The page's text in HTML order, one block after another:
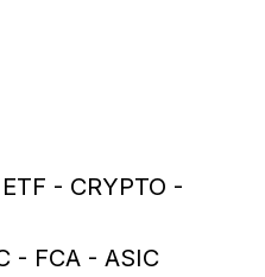
- CRYPTO -
- FCA - ASIC